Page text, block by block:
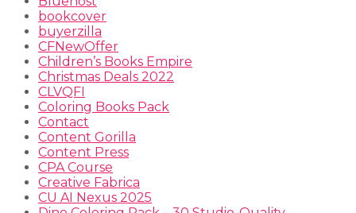
bookcover
buyerzilla
CFNewOffer
Children’s Books Empire
Christmas Deals 2022
CLVQFI
Coloring Books Pack
Contact
Content Gorilla
Content Press
CPA Course
Creative Fabrica
CU AI Nexus 2025